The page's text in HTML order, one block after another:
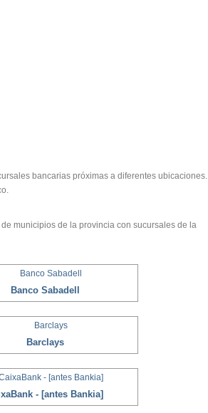
bancarias próximas a diferentes ubicaciones.
municipios de la provincia con sucursales de la
Banco Sabadell
Barclays
- [antes Bankia]